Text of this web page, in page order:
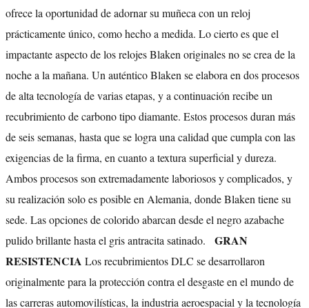
ofrece la oportunidad de adornar su muñeca con un reloj
prácticamente único, como hecho a medida. Lo cierto es que el
impactante aspecto de los relojes Blaken originales no se crea de la
noche a la mañana. Un auténtico Blaken se elabora en dos procesos
de alta tecnología de varias etapas, y a continuación recibe un
recubrimiento de carbono tipo diamante. Estos procesos duran más
de seis semanas, hasta que se logra una calidad que cumpla con las
exigencias de la firma, en cuanto a textura superficial y dureza.
Ambos procesos son extremadamente laboriosos y complicados, y
su realización solo es posible en Alemania, donde Blaken tiene su
sede. Las opciones de colorido abarcan desde el negro azabache
pulido brillante hasta el gris antracita satinado. GRAN
RESISTENCIA Los recubrimientos DLC se desarrollaron
originalmente para la protección contra el desgaste en el mundo de
las carreras automovilísticas, la industria aeroespacial y la tecnología